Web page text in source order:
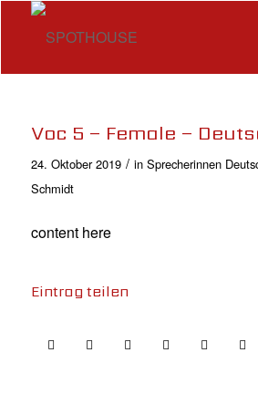
Voc 5 – Female –
24. Oktober 2019 / inSprecherinnen
Schmidt
content here
Eintrag teilen